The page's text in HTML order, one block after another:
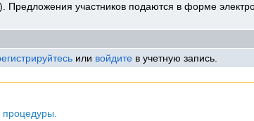
Предложения участников подаются в форме
или войдите в учетную запись.